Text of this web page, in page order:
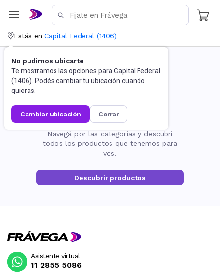
Estás en Capital Federal (1406)
No pudimos ubicarte
Te mostramos las opciones para Capital Federal
(1406). Podés cambiar tu ubicación cuando
quieras.
cambiar ubicación cerrar
La página no existe
Navegá por las categorías y descubrí
todos los productos que tenemos para
vos.
Descubrir productos
Asistente virtual
11 2855 5086